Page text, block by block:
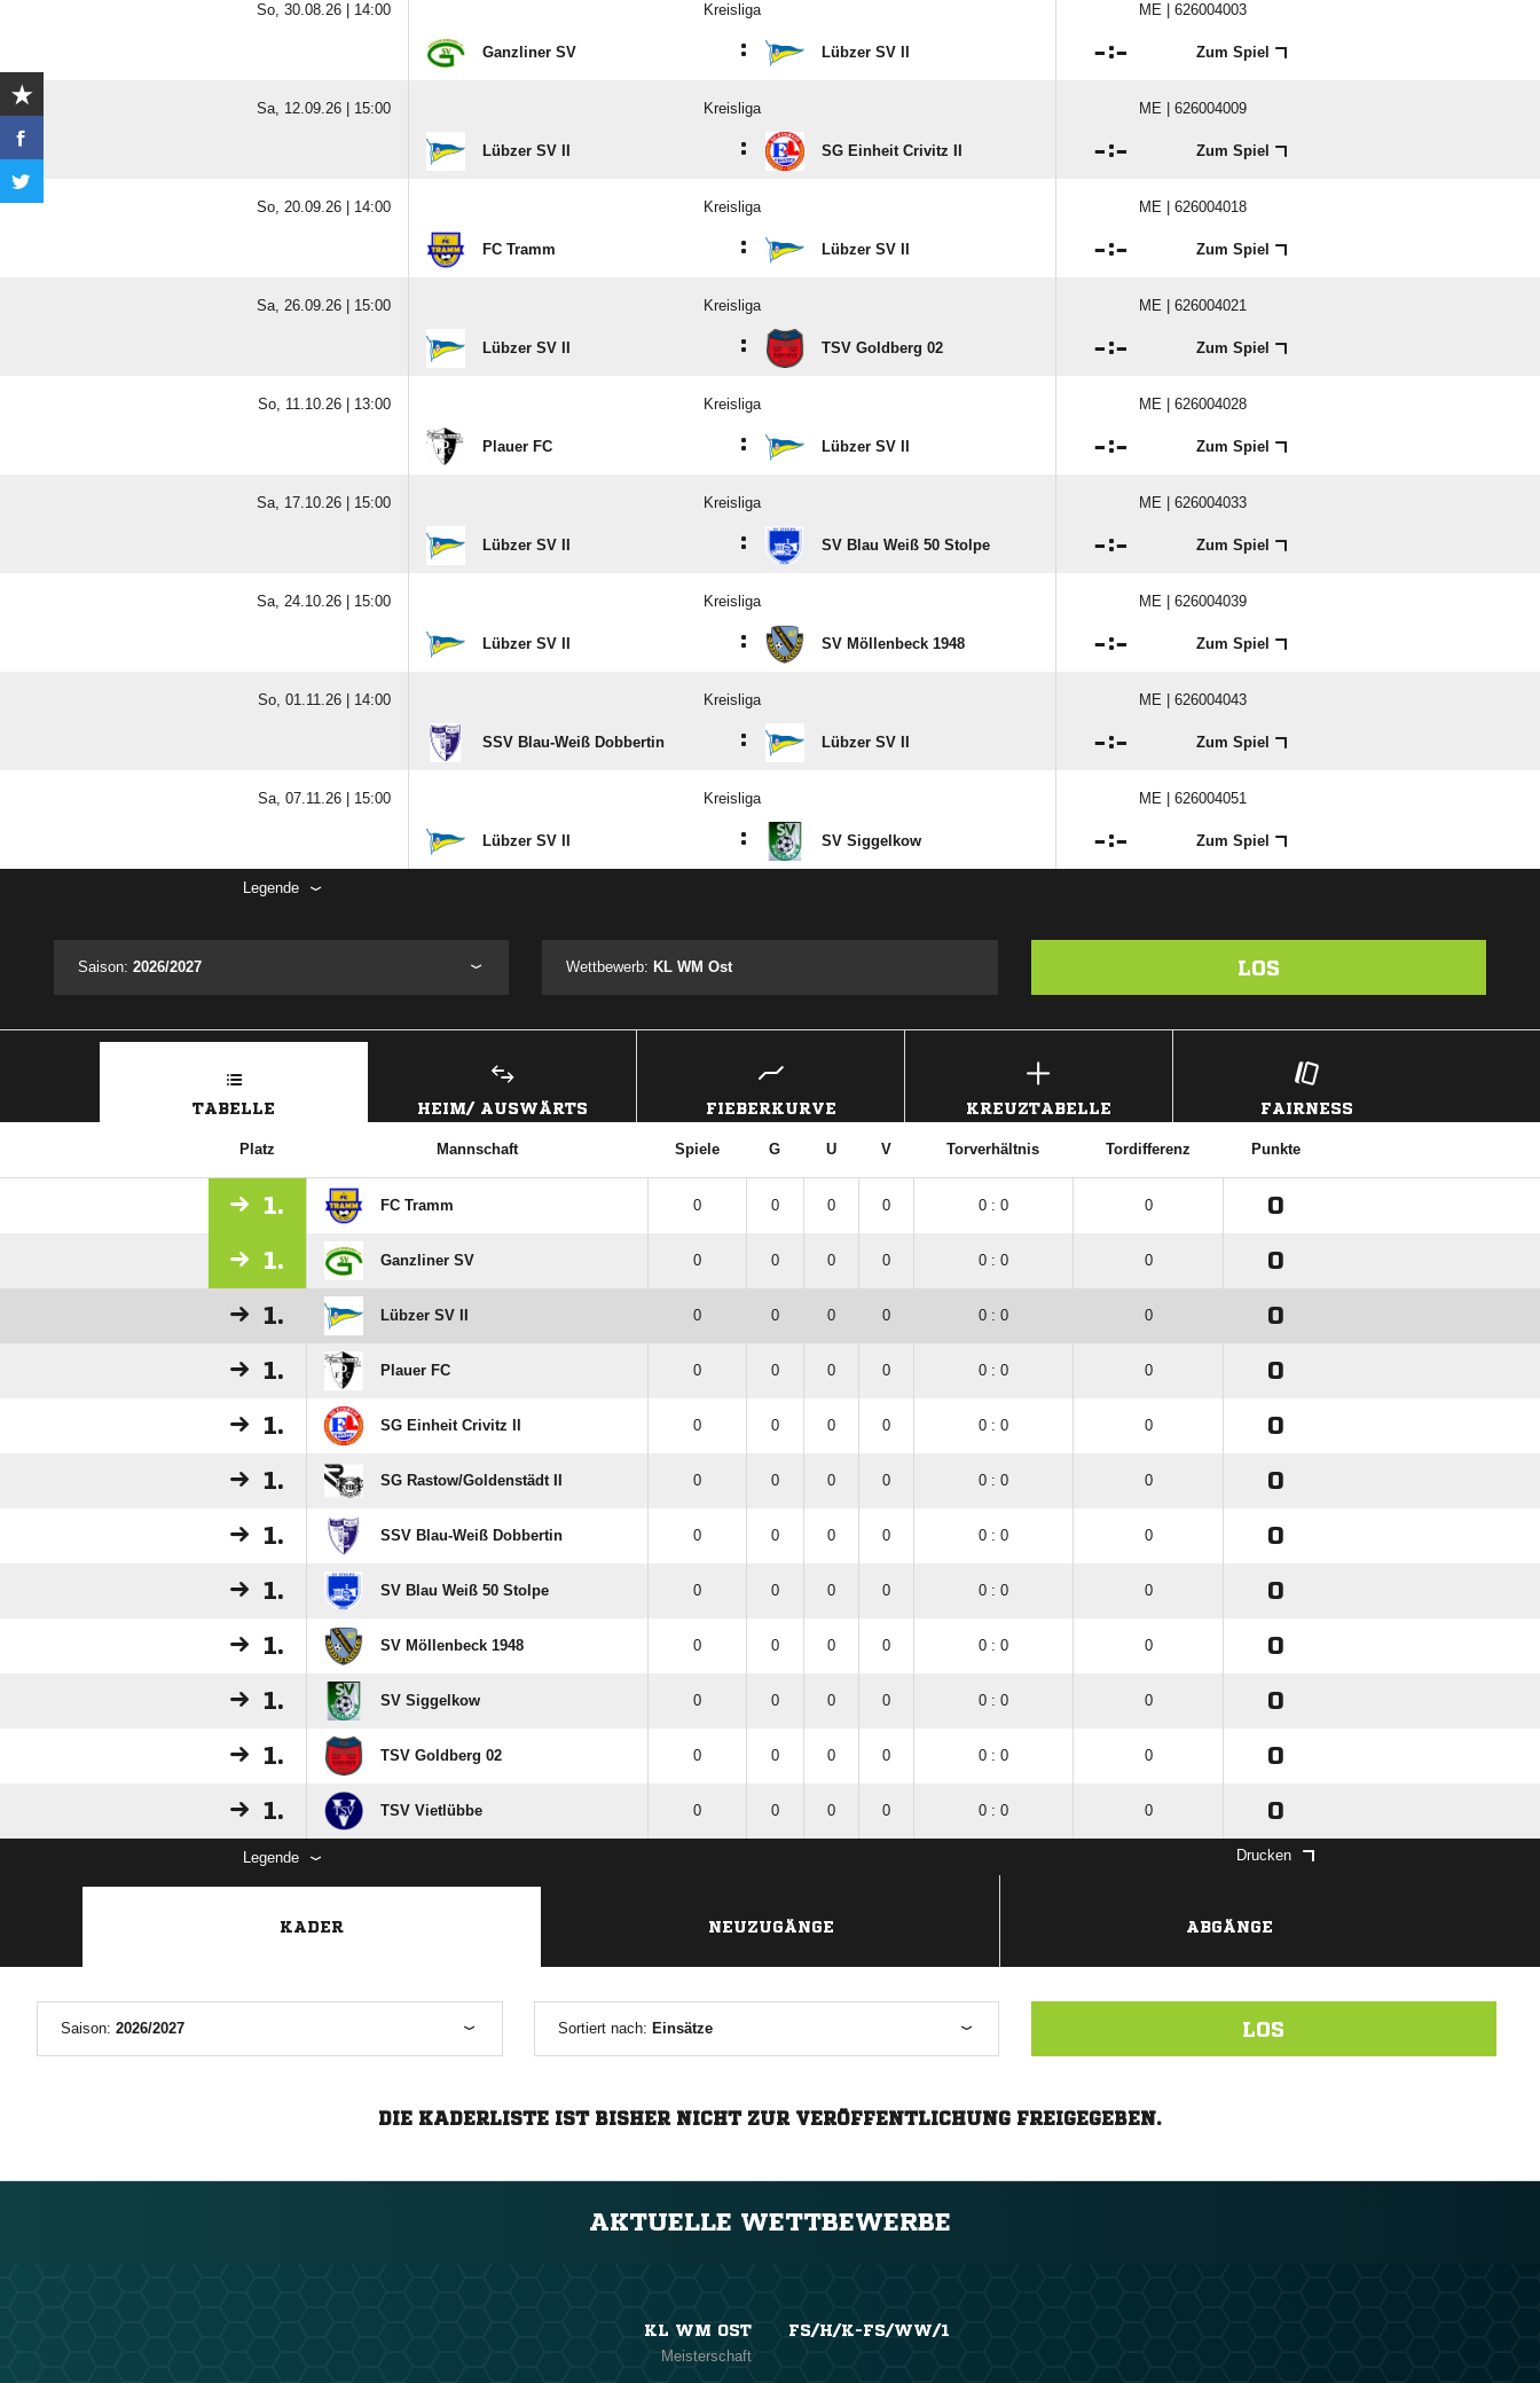
So, 30.08.26 | 14:00 Kreisliga ME | 626004003
Ganzliner SV : Lübzer SV II : Zum Spiel
Sa, 12.09.26 | 15:00 Kreisliga ME | 626004009
Lübzer SV II : SG Einheit Crivitz II : Zum Spiel
So, 20.09.26 | 14:00 Kreisliga ME | 626004018
FC Tramm : Lübzer SV II : Zum Spiel
Sa, 26.09.26 | 15:00 Kreisliga ME | 626004021
Lübzer SV II : TSV Goldberg 02 : Zum Spiel
So, 11.10.26 | 13:00 Kreisliga ME | 626004028
Plauer FC : Lübzer SV II : Zum Spiel
Sa, 17.10.26 | 15:00 Kreisliga ME | 626004033
Lübzer SV II : SV Blau Weiß 50 Stolpe : Zum Spiel
Sa, 24.10.26 | 15:00 Kreisliga ME | 626004039
Lübzer SV II : SV Möllenbeck 1948 : Zum Spiel
So, 01.11.26 | 14:00 Kreisliga ME | 626004043
SSV Blau-Weiß Dobbertin : Lübzer SV II : Zum Spiel
Sa, 07.11.26 | 15:00 Kreisliga ME | 626004051
Lübzer SV II : SV Siggelkow : Zum Spiel
Legende
Saison: 2026/2027 Wettbewerb: KL WM Ost LOS
TABELLE HEIM/ AUSWÄRTS FIEBERKURVE KREUZTABELLE FAIRNESS
Platz Mannschaft Spiele G U V Torverhältnis Tordifferenz Punkte
1. FC Tramm 0 0 0 0 0 : 0 0 0
1. Ganzliner SV 0 0 0 0 0 : 0 0 0
1. Lübzer SV II 0 0 0 0 0 : 0 0 0
1. Plauer FC 0 0 0 0 0 : 0 0 0
1. SG Einheit Crivitz II 0 0 0 0 0 : 0 0 0
1. SG Rastow/​Goldenstädt II 0 0 0 0 0 : 0 0 0
1. SSV Blau-Weiß Dobbertin 0 0 0 0 0 : 0 0 0
1. SV Blau Weiß 50 Stolpe 0 0 0 0 0 : 0 0 0
1. SV Möllenbeck 1948 0 0 0 0 0 : 0 0 0
1. SV Siggelkow 0 0 0 0 0 : 0 0 0
1. TSV Goldberg 02 0 0 0 0 0 : 0 0 0
1. TSV Vietlübbe 0 0 0 0 0 : 0 0 0
Legende Drucken
KADER NEUZUGÄNGE ABGÄNGE
Saison: 2026/2027 Sortiert nach: Einsätze LOS
DIE KADERLISTE IST BISHER NICHT ZUR VERÖFFENTLICHUNG FREIGEGEBEN.
AKTUELLE WETTBEWERBE
KL WM OST
Meisterschaft
FS/H/K-FS/WW/1